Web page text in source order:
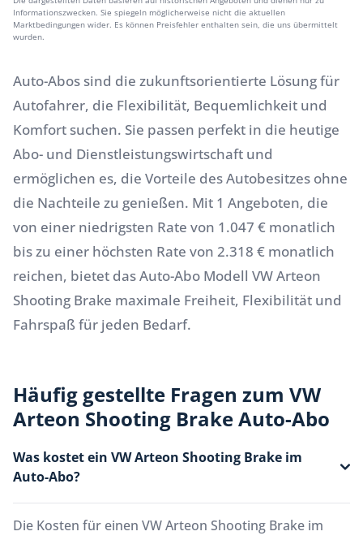
Informationszwecken. Sie spiegeln möglicherweise nicht die aktuellen
Marktbedingungen wider. Es können Preisfehler enthalten sein, die uns übermittelt
wurden.
Auto-Abos sind die zukunftsorientierte Lösung für
Autofahrer, die Flexibilität, Bequemlichkeit und
Komfort suchen. Sie passen perfekt in die heutige
Abo- und Dienstleistungswirtschaft und
ermöglichen es, die Vorteile des Autobesitzes ohne
die Nachteile zu genießen. Mit 1 Angeboten, die
von einer niedrigsten Rate von 1.047 € monatlich
bis zu einer höchsten Rate von 2.318 € monatlich
reichen, bietet das Auto-Abo Modell VW Arteon
Shooting Brake maximale Freiheit, Flexibilität und
Fahrspaß für jeden Bedarf.
Häufig gestellte Fragen zum VW
Arteon Shooting Brake Auto-Abo
Was kostet ein VW Arteon Shooting Brake im
Auto-Abo?
Die Kosten für einen VW Arteon Shooting Brake im